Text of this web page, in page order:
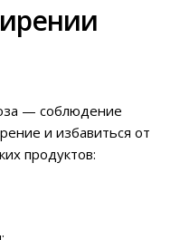
— соблюдение
и избавиться от
продуктов: